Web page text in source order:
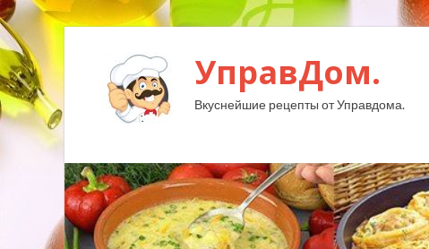
УправДом.
Вкуснейшие рецепты от Управдома.